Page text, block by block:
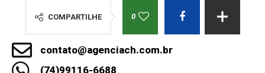
COMPARTILHE 0
contato@agenciach.com.br
(74)99116-6688